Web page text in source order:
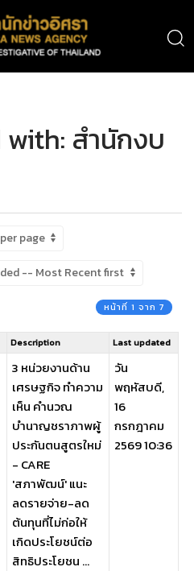
สำนักงบ
หน้าที่ 1 จาก 7
Description Last updated
3 หน่วยงานด้าน
เศรษฐกิจ ทำความ
เห็น คำนวณ
บำนาญชราภาพผู้
ประกันตนสูตรใหม่
- CARE
'สภาพัฒน์' แนะ
ลดรายจ่าย-ลด
ต้นทุนที่ไม่ก่อให้
เกิดประโยชน์ต่อ
สิทธิประโยชน ...
วัน
พฤหัสบดี,
16
กรกฎาคม
2569 10:36